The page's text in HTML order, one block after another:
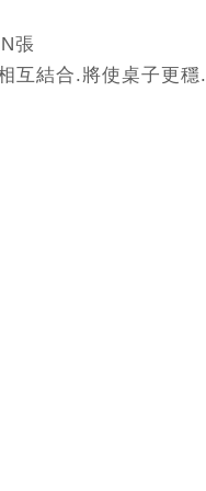
張
互結合.將使桌子更穩.